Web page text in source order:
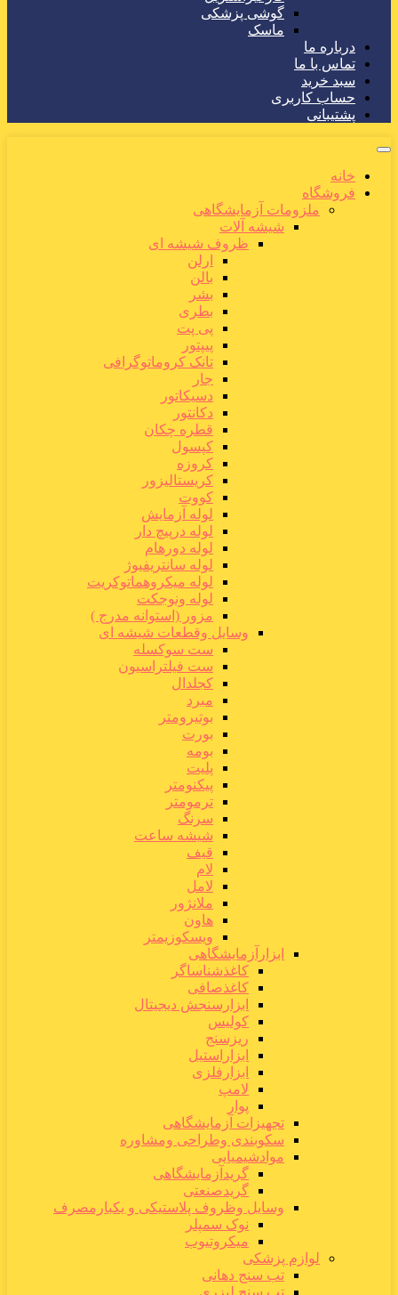
گوشی پزشکی
ماسک
درباره ما
تماس با ما
سبد خرید
حساب کاربری
پشتیبانی
خانه
فروشگاه
ملزومات آزمایشگاهی
شیشه آلات
ظروف شیشه ای
ارلن
بالن
بشر
بطری
پی پت
پیپتور
تانک کروماتوگرافی
جار
دسیکاتور
دکانتور
قطره چکان
کپسول
کروزه
کریستالیزور
کووت
لوله آزمایش
لوله درپیچ دار
لوله دورهام
لوله سانتریفیوژ
لوله میکروهماتوکریت
لوله ونوجکت
مزور (استوانه مدرج )
وسایل وقطعات شیشه ای
ست سوکسله
ست فیلتراسیون
کجلدال
مبرد
بوتیرومتر
بورت
بومه
پلیت
پیکنومتر
ترمومتر
سرنگ
شیشه ساعت
قیف
لام
لامل
ملانژور
هاون
ویسکوزیمتر
ابزارآزمایشگاهی
کاغذشناساگر
کاغذصافی
ابزارسنجش دیجیتال
کولیس
ریزسنج
ابزاراستیل
ابزارفلزی
لامپ
پوار
تجهیزات آزمایشگاهی
سکوبندی وطراحی ومشاوره
موادشیمیایی
گریدآزمایشگاهی
گریدصنعتی
وسایل وظروف پلاستیکی و یکبارمصرف
نوک سمپلر
میکروتیوب
لوازم پزشکی
تب سنج دهانی
تب سنج لیزری